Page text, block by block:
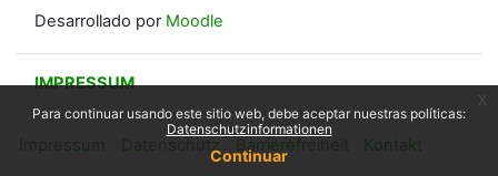
Para continuar usando este sitio web, debe aceptar nuestras políticas:
Datenschutzinformationen
Continuar
Desarrollado por Moodle
IMPRESSUM
Impressum Datenschutz Barrierefreiheit Kontakt